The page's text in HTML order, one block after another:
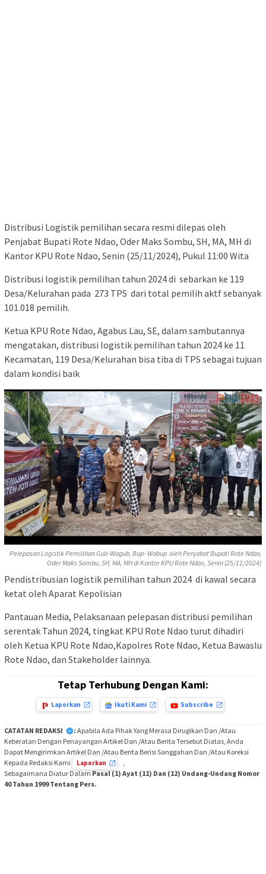
Distribusi Logistik pemilihan secara resmi dilepas oleh
Penjabat Bupati Rote Ndao, Oder Maks Sombu, SH, MA, MH di
Kantor KPU Rote Ndao, Senin (25/11/2024), Pukul 11:00 Wita
Distribusi logistik pemilihan tahun 2024 di sebarkan ke 119
Desa/Kelurahan pada 273 TPS dari total pemilih aktf sebanyak
101.018 pemilih.
Ketua KPU Rote Ndao, Agabus Lau, SE, dalam sambutannya
mengatakan, distribusi logistik pemilihan tahun 2024 ke 11
Kecamatan, 119 Desa/Kelurahan bisa tiba di TPS sebagai tujuan
dalam kondisi baik
Pelepasan Logistik Pemilihan Gub-Wagub, Bup- Wabup oleh Penjabat Bupati Rote Ndao,
Oder Maks Sombu, SH, MA, MH di Kantor KPU Rote Ndao, Senin (25/11/2024)
Pendistribusian logistik pemilihan tahun 2024 di kawal secara
ketat oleh Aparat Kepolisian
Pantauan Media, Pelaksanaan pelepasan distribusi pemilihan
serentak Tahun 2024, tingkat KPU Rote Ndao turut dihadiri
oleh Ketua KPU Rote Ndao,Kapolres Rote Ndao, Ketua Bawaslu
Rote Ndao, dan Stakeholder lainnya.
Tetap Terhubung Dengan Kami:
Laporkan Ikuti Kami Subscribe
CATATAN REDAKSI : Apabila Ada Pihak Yang Merasa Dirugikan Dan /Atau
Keberatan Dengan Penayangan Artikel Dan /Atau Berita Tersebut Diatas, Anda
Dapat Mengirimkan Artikel Dan /Atau Berita Berisi Sanggahan Dan /Atau Koreksi
Kepada Redaksi Kami
Laporkan
,
Sebagaimana Diatur DalamPasal (1) Ayat (11) Dan (12) Undang-Undang Nomor
40 Tahun 1999 Tentang Pers.